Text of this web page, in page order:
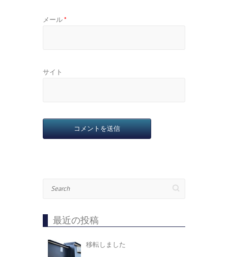
メール*
サイト
最近の投稿
移転しました